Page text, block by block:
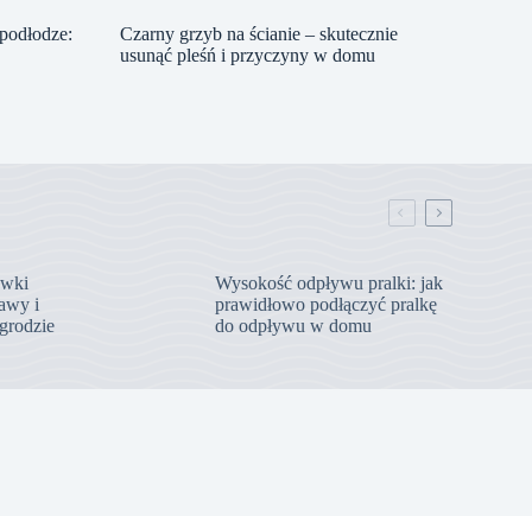
Czarny grzyb na ścianie – skutecznie
usunąć pleśń i przyczyny w domu
i
Wysokość odpływu pralki: jak
prawidłowo podłączyć pralkę
do odpływu w domu